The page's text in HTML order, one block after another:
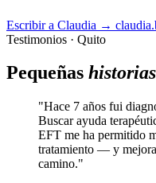
Escribir a Claudia →
Testimonios · Quito
Pequeñas
"Hace 7 años fui
Buscar ayuda
EFT me ha permitido
tratamiento — y
camino."